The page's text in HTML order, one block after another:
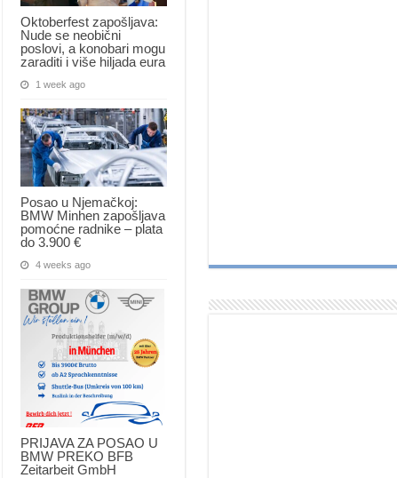
Oktoberfest zapošljava:
Nude se neobični
poslovi, a konobari mogu
zaraditi i više hiljada eura
1 week ago
Posao u Njemačkoj:
BMW Minhen zapošljava
pomoćne radnike – plata
do 3.900 €
4 weeks ago
PRIJAVA ZA POSAO U
BMW PREKO BFB
Zeitarbeit GmbH